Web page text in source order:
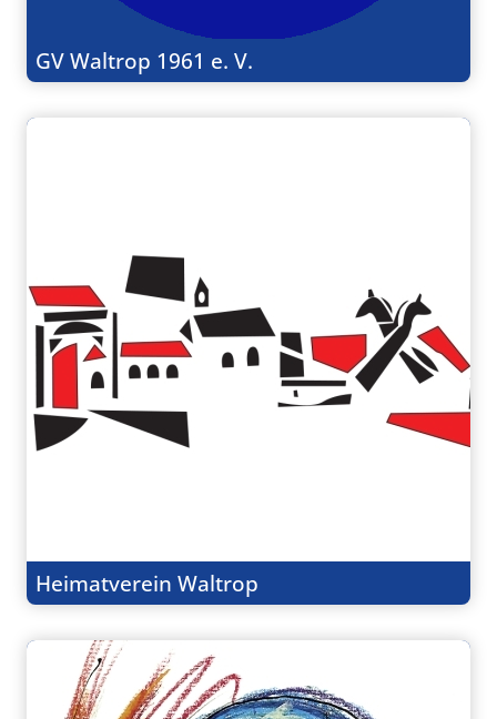
GV Waltrop 1961 e. V.
Heimatverein Waltrop